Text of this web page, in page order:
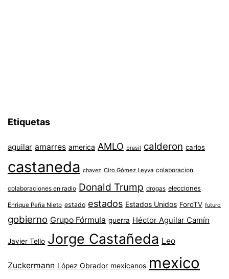
Etiquetas
aguilar amarres america AMLO brasil calderon carlos
castaneda chavez Ciro Gómez Leyva colaboracion
colaboraciones en radio Donald Trump drogas elecciones
Enrique Peña Nieto estado estados Estados Unidos ForoTV futuro
gobierno Grupo Fórmula guerra Héctor Aguilar Camín
Javier Tello Jorge Castañeda Leo
Zuckermann López Obrador mexicanos mexico